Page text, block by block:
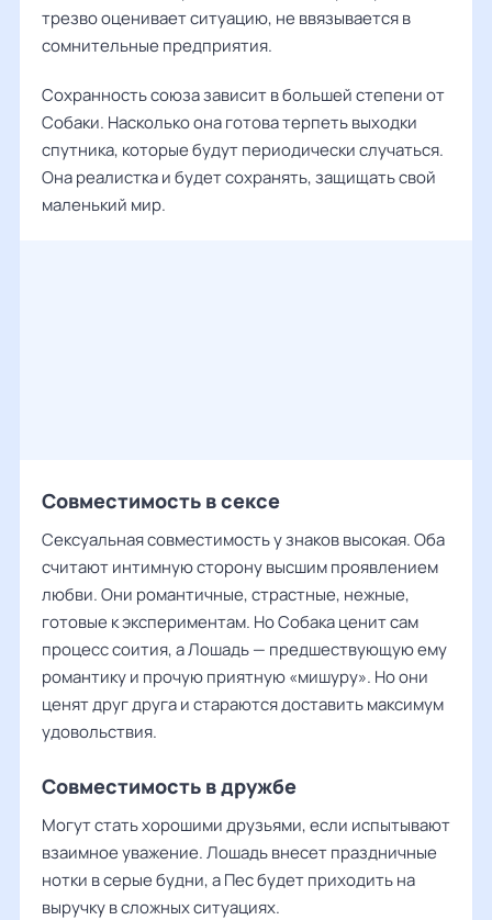
трезво оценивает ситуацию, не ввязывается в
сомнительные предприятия.
Сохранность союза зависит в большей степени от
Собаки. Насколько она готова терпеть выходки
спутника, которые будут периодически случаться.
Она реалистка и будет сохранять, защищать свой
маленький мир.
Совместимость в сексе
Сексуальная совместимость у знаков высокая. Оба
считают интимную сторону высшим проявлением
любви. Они романтичные, страстные, нежные,
готовые к экспериментам. Но Собака ценит сам
процесс соития, а Лошадь — предшествующую ему
романтику и прочую приятную «мишуру». Но они
ценят друг друга и стараются доставить максимум
удовольствия.
Совместимость в дружбе
Могут стать хорошими друзьями, если испытывают
взаимное уважение. Лошадь внесет праздничные
нотки в серые будни, а Пес будет приходить на
выручку в сложных ситуациях.